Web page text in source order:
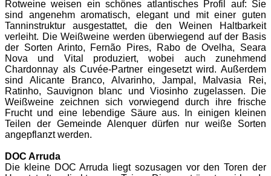
Rotweine weisen ein schönes atlantisches Profil auf: Sie
sind angenehm aromatisch, elegant und mit einer guten
Tanninstruktur ausgestattet, die den Weinen Haltbarkeit
verleiht. Die Weißweine werden überwiegend auf der Basis
der Sorten Arinto, Fernão Pires, Rabo de Ovelha, Seara
Nova und Vital produziert, wobei auch zunehmend
Chardonnay als Cuvée-Partner eingesetzt wird. Außerdem
sind Alicante Branco, Alvarinho, Jampal, Malvasia Rei,
Ratinho, Sauvignon blanc und Viosinho zugelassen. Die
Weißweine zeichnen sich vorwiegend durch ihre frische
Frucht und eine lebendige Säure aus. In einigen kleinen
Teilen der Gemeinde Alenquer dürfen nur weiße Sorten
angepflanzt werden.
DOC Arruda
Die kleine DOC Arruda liegt sozusagen vor den Toren der